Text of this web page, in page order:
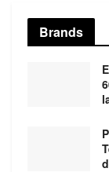
Brands